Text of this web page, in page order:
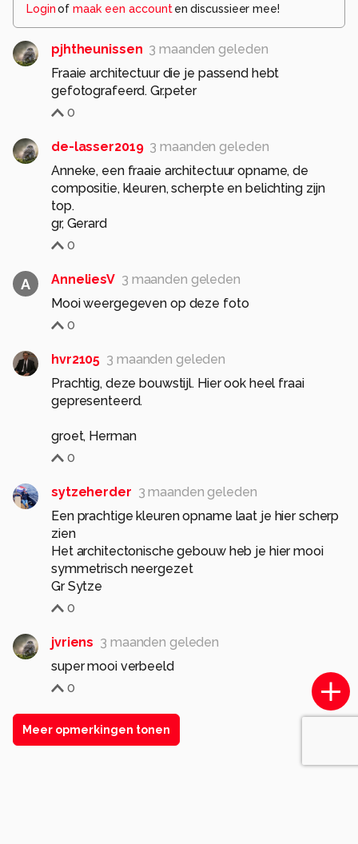
Loginof maak een account en discussieer mee!
pjhtheunissen 3 maanden geleden
Fraaie architectuur die je passend hebt
gefotografeerd. Gr.peter
0
de-lasser2019 3 maanden geleden
Anneke, een fraaie architectuur opname, de
compositie, kleuren, scherpte en belichting zijn
top.
0
A AnneliesV 3 maanden geleden
Mooi weergegeven op deze foto
0
hvr2105 3 maanden geleden
Prachtig, deze bouwstijl. Hier ook heel fraai
gepresenteerd.
groet, Herman
0
sytzeherder 3 maanden geleden
Een prachtige kleuren opname laat je hier scherp
zien
Het architectonische gebouw heb je hier mooi
symmetrisch neergezet
Gr Sytze
0
jvriens 3 maanden geleden
super mooi verbeeld
0
Meer opmerkingen tonen